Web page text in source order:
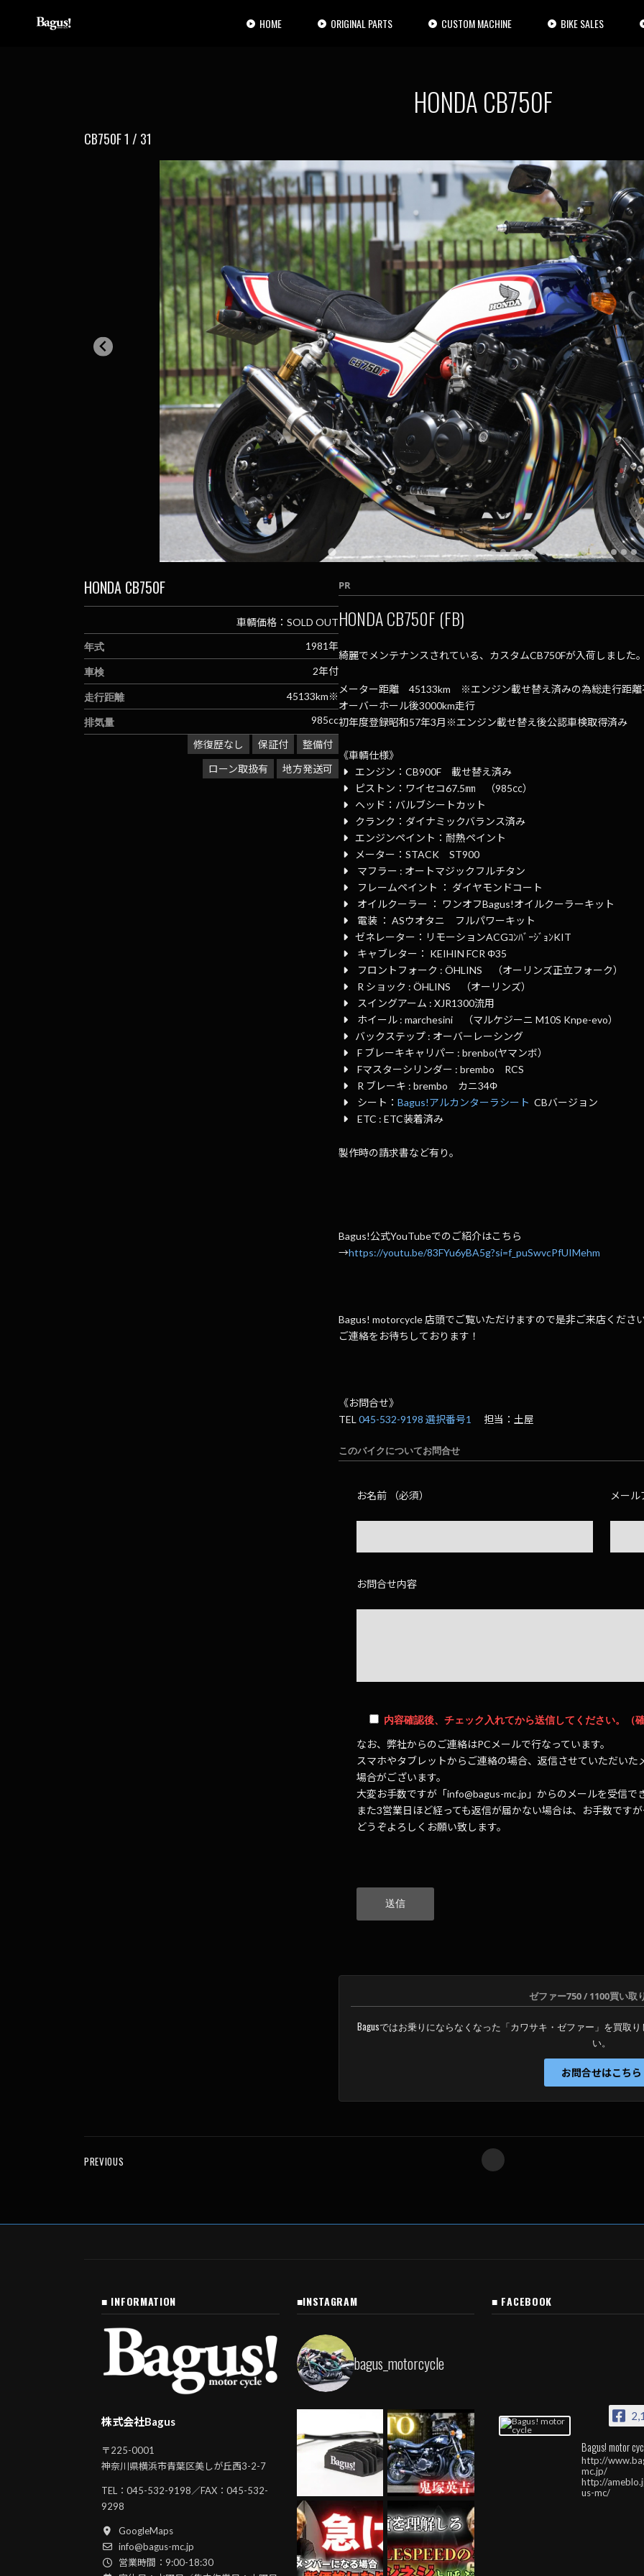
HOME ORIGINAL PARTS CUSTOM MACHINE BIKE SALES
HONDA CB750F
CB750F 1 / 31
HONDA CB750F
車輌価格：SOLD OUT
年式 1981年
車検 2年付
走行距離 45133km※
排気量
985cc
整備付
保証付
修復歴なし
地方発送可
ローン取扱有
PR
HONDA CB750F (FB)
綺麗でメンテナンスされている、カスタムCB750Fが入荷しました
メーター距離 45133km ※エンジン載せ替え済みの為総走行距離
オーバーホール後3000km走行
初年度登録昭和57年3月※エンジン載せ替え後公認車検取得済み
《車輌仕様》
エンジン：CB900F 載せ替え済み
ピストン：ワイセコ67.5㎜ （985㏄）
ヘッド：バルブシートカット
クランク：ダイナミックバランス済み
エンジンペイント：耐熱ペイント
メーター：STACK ST900
マフラー : オートマジックフルチタン
フレームペイント ： ダイヤモンドコート
オイルクーラー ： ワンオフBagus!オイルクーラーキット
電装 ： ASウオタニ フルパワーキット
ゼネレーター：リモーションACGｺﾝﾊﾞｰｼﾞｮﾝKIT
キャブレター： KEIHIN FCR Φ35
フロントフォーク : ÖHLINS （オーリンズ正立フォーク）
R ショック : ÖHLINS （オーリンズ）
スイングアーム : XJR1300流用
ホイール : marchesini （マルケジーニ M10S Knpe-evo）
バックステップ : オーバーレーシング
F ブレーキキャリパー : brenbo(ヤマンボ）
Fマスターシリンダー : brembo RCS
R ブレーキ : brembo カニ34Φ
シート：Bagus!アルカンターラシートCBバージョン
ETC : ETC装着済み
製作時の請求書など有り。
Bagus!公式YouTubeでのご紹介はこちら
→https://youtu.be/83FYu6yBA5g?si=f_puSwvcPfUIMehm
Bagus! motorcycle 店頭でご覧いただけますので是非ご来店くださ
ご連絡をお待ちしております！
《お問合せ》
TEL045-532-9198 選択番号1 担当：土屋
このバイクについてお問合せ
お名前 （必須） メー
お問合せ内容
内容確認後、チェック入れてから送信してください。（
なお、弊社からのご連絡はPCメールで行なっています。
スマホやタブレットからご連絡の場合、返信させていただい
場合がございます。
大変お手数ですが「info@bagus-mc.jp」からのメールを受信で
また3営業日ほど経っても返信が届かない場合は、お手数です
どうぞよろしくお願い致します。
は
の
ま
ゼファー750 / 1100買い取
Bagusではお乗りにならなくなった「カワサキ・ゼファー」を買取
い。
お問合せはこちら
PREVIOUS
■ INFORMATION
株式会社Bagus
〒225-0001
神奈川県横浜市青葉区美しが丘西3-2-7
TEL： 045-532-9198／FAX：045-532-
9298
GoogleMaps
info@bagus-mc.jp
営業時間：9:00-18:30
■INSTAGRAM
bagus_motorcycle
■ FACEBOOK
Bagus! motor
http://
mc.jp/
http://
us-mc/